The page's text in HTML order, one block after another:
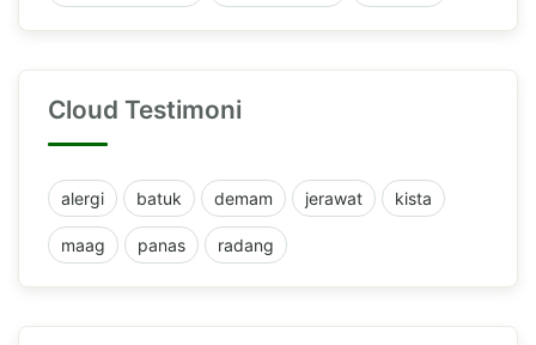
Cloud Testimoni
alergi batuk demam jerawat kista
maag panas radang